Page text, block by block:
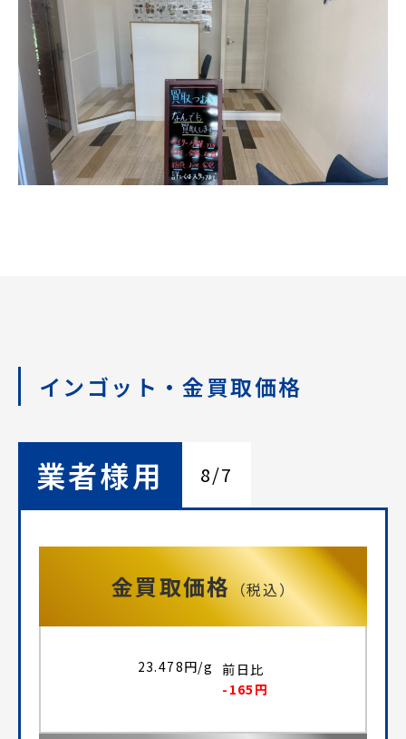
インゴット・金買取価格
業者様用 8/7
金買取価格 （税込）
23.478円/g
前日比
-165円